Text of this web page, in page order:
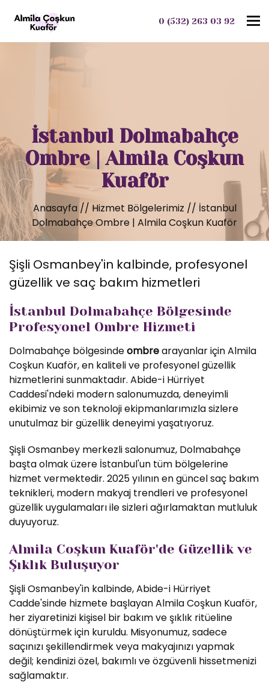
0 (532) 263 03 92
İstanbul Dolmabahçe
Ombre | Almila Coşkun
Kuaför
Anasayfa // Hizmet Bölgelerimiz // İstanbul
Dolmabahçe Ombre | Almila Coşkun Kuaför
Şişli Osmanbey'in kalbinde, profesyonel
güzellik ve saç bakım hizmetleri
İstanbul Dolmabahçe Bölgesinde
Profesyonel Ombre Hizmeti
Dolmabahçe bölgesindeombrearayanlar için Almila
Coşkun Kuaför, en kaliteli ve profesyonel güzellik
hizmetlerini sunmaktadır. Abide-i Hürriyet
Caddesi'ndeki modern salonumuzda, deneyimli
ekibimiz ve son teknoloji ekipmanlarımızla sizlere
unutulmaz bir güzellik deneyimi yaşatıyoruz.
Şişli Osmanbey merkezli salonumuz, Dolmabahçe
başta olmak üzere İstanbul'un tüm bölgelerine
hizmet vermektedir. 2025 yılının en güncel saç bakım
teknikleri, modern makyaj trendleri ve profesyonel
güzellik uygulamaları ile sizleri ağırlamaktan mutluluk
duyuyoruz.
Almila Coşkun Kuaför'de Güzellik ve
Şıklık Buluşuyor
Şişli Osmanbey'in kalbinde, Abide-i Hürriyet
Cadde'sinde hizmete başlayan Almila Coşkun Kuaför,
her ziyaretinizi kişisel bir bakım ve şıklık ritüeline
dönüştürmek için kuruldu. Misyonumuz, sadece
saçınızı şekillendirmek veya makyajınızı yapmak
değil; kendinizi özel, bakımlı ve özgüvenli hissetmenizi
sağlamaktır.